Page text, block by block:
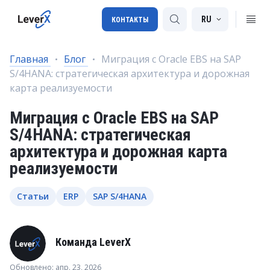
Внедрение SAP
SAP BTP
SAP Transportation Management
SAP SuccessFactors
RU
КОНТАКТЫ
Главная Блог
Миграция с Oracle EBS на SAP
S/4HANA: стратегическая архитектура и дорожная
карта реализуемости
Миграция с Oracle EBS на SAP
S/4HANA: стратегическая
архитектура и дорожная карта
реализуемости
Статьи ERP SAP S/4HANA
Команда LeverX
Обновлено: апр. 23, 2026